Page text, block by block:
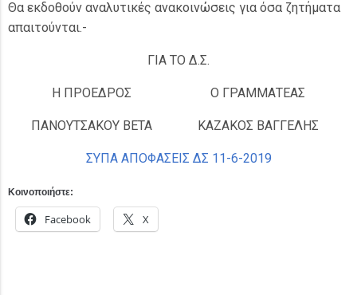
Θα εκδοθούν αναλυτικές ανακοινώσεις για όσα ζητήματα
απαιτούνται.-
ΓΙΑ ΤΟ Δ.Σ.
Η ΠΡΟΕΔΡΟΣ
ΠΑΝΟΥΤΣΑΚΟΥ ΒΕΤΑ
Ο ΓΡΑΜΜΑΤΕΑΣ
ΚΑΖΑΚΟΣ ΒΑΓΓΕΛΗΣ
ΣΥΠΑ ΑΠΟΦΑΣΕΙΣ ΔΣ 11-6-2019
Κοινοποιήστε:
Facebook X